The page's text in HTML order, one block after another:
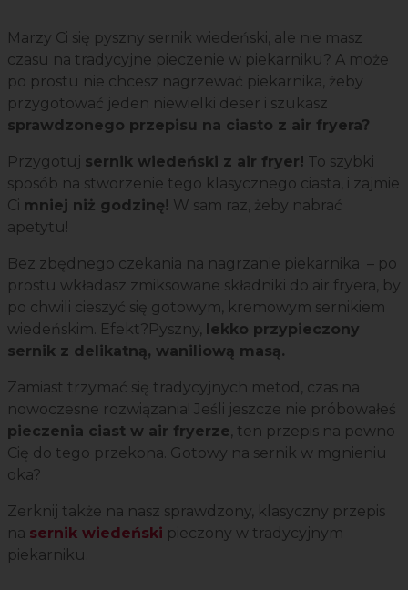
Marzy Ci się pyszny sernik wiedeński, ale nie masz
czasu na tradycyjne pieczenie w piekarniku? A może
po prostu nie chcesz nagrzewać piekarnika, żeby
przygotować jeden niewielki deser i szukasz
sprawdzonego przepisu na ciasto z air fryera?
Przygotuj sernik wiedeński z air fryer! To szybki
sposób na stworzenie tego klasycznego ciasta, i zajmie
Ci mniej niż godzinę! W sam raz, żeby nabrać
apetytu!
Bez zbędnego czekania na nagrzanie piekarnika – po
prostu wkładasz zmiksowane składniki do air fryera, by
po chwili cieszyć się gotowym, kremowym sernikiem
wiedeńskim. Efekt?Pyszny, lekko przypieczony
sernik z delikatną, waniliową masą.
Zamiast trzymać się tradycyjnych metod, czas na
nowoczesne rozwiązania! Jeśli jeszcze nie próbowałeś
pieczenia ciast w air fryerze, ten przepis na pewno
Cię do tego przekona. Gotowy na sernik w mgnieniu
oka?
Zerknij także na nasz sprawdzony, klasyczny przepis
na sernik wiedeński pieczony w tradycyjnym
piekarniku.